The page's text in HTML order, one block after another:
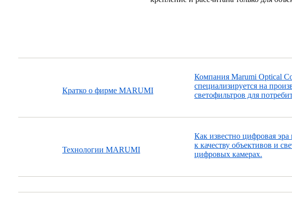
Кратко о фирме MARUMI
Компания Marumi Optical
специализируется на
светофильтров для
Технологии MARUMI
Как известно цифровая
к качеству объективов и
цифровых камерах.